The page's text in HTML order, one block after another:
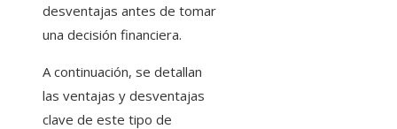
desventajas antes de tomar
una decisión financiera.
A continuación, se detallan
las ventajas y desventajas
clave de este tipo de